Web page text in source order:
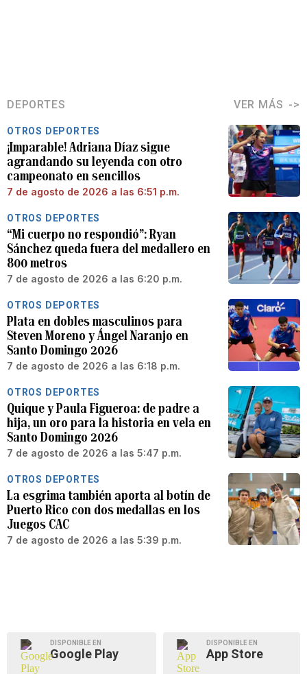
DEPORTES VER MÁS
OTROS DEPORTES
¡Imparable! Adriana Díaz sigue
agrandando su leyenda con otro
campeonato en sencillos
7 de agosto de 2026 a las 6:51 p.m.
OTROS DEPORTES
“Mi cuerpo no respondió”: Ryan
Sánchez queda fuera del medallero en
800 metros
7 de agosto de 2026 a las 6:20 p.m.
OTROS DEPORTES
Plata en dobles masculinos para
Steven Moreno y Ángel Naranjo en
Santo Domingo 2026
7 de agosto de 2026 a las 6:18 p.m.
OTROS DEPORTES
Quique y Paula Figueroa: de padre a
hija, un oro para la historia en vela en
Santo Domingo 2026
7 de agosto de 2026 a las 5:47 p.m.
OTROS DEPORTES
La esgrima también aporta al botín de
Puerto Rico con dos medallas en los
Juegos CAC
7 de agosto de 2026 a las 5:39 p.m.
DISPONIBLE EN
Google Play
DISPONIBLE EN
App Store